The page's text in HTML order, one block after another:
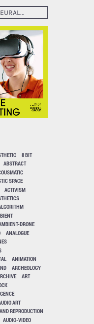
8 BIT
ABSTRACT
SPACE
ACTIVISM
DRONE
ANALOGUE
ANIMATION
ARCHEOLOGY
ART
ART
REPRODUCTION
AUDIO-VIDEO